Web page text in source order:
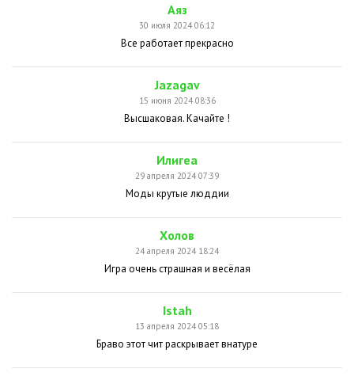
Аяз
30 июля 2024 06:12
Все работает прекрасно
Jazagav
15 июня 2024 08:36
Высшаковая. Качайте !
Илигеа
29 апреля 2024 07:39
Моды крутые люддии
Холов
24 апреля 2024 18:24
Игра очень страшная и весёлая
Istah
13 апреля 2024 05:18
Браво этот чит раскрывает внатуре